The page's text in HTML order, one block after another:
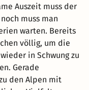
Auszeit muss der
muss man
warten. Bereits
völlig, um die
in Schwung zu
Gerade
den Alpen mit